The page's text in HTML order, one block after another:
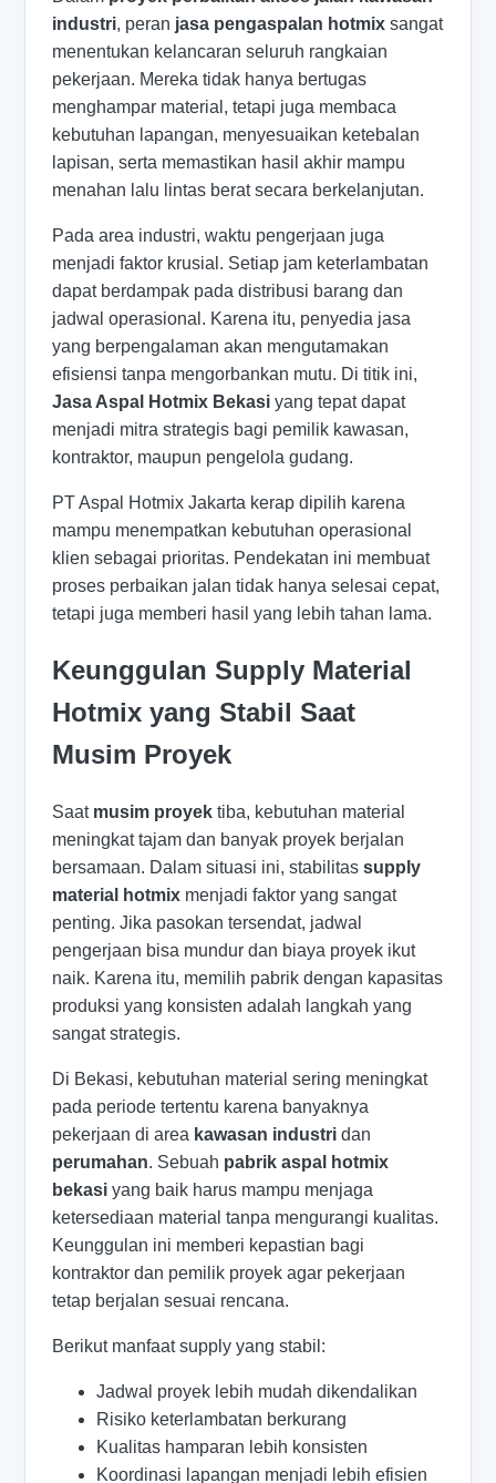
industri, peran jasa pengaspalan hotmix sangat
menentukan kelancaran seluruh rangkaian
pekerjaan. Mereka tidak hanya bertugas
menghampar material, tetapi juga membaca
kebutuhan lapangan, menyesuaikan ketebalan
lapisan, serta memastikan hasil akhir mampu
menahan lalu lintas berat secara berkelanjutan.
Pada area industri, waktu pengerjaan juga
menjadi faktor krusial. Setiap jam keterlambatan
dapat berdampak pada distribusi barang dan
jadwal operasional. Karena itu, penyedia jasa
yang berpengalaman akan mengutamakan
efisiensi tanpa mengorbankan mutu. Di titik ini,
Jasa Aspal Hotmix Bekasi yang tepat dapat
menjadi mitra strategis bagi pemilik kawasan,
kontraktor, maupun pengelola gudang.
PT Aspal Hotmix Jakarta kerap dipilih karena
mampu menempatkan kebutuhan operasional
klien sebagai prioritas. Pendekatan ini membuat
proses perbaikan jalan tidak hanya selesai cepat,
tetapi juga memberi hasil yang lebih tahan lama.
Keunggulan Supply Material
Hotmix yang Stabil Saat
Musim Proyek
Saat musim proyek tiba, kebutuhan material
meningkat tajam dan banyak proyek berjalan
bersamaan. Dalam situasi ini, stabilitassupply
material hotmix menjadi faktor yang sangat
penting. Jika pasokan tersendat, jadwal
pengerjaan bisa mundur dan biaya proyek ikut
naik. Karena itu, memilih pabrik dengan kapasitas
produksi yang konsisten adalah langkah yang
sangat strategis.
Di Bekasi, kebutuhan material sering meningkat
pada periode tertentu karena banyaknya
pekerjaan di area kawasan industri dan
perumahan. Sebuah pabrik aspal hotmix
bekasi yang baik harus mampu menjaga
ketersediaan material tanpa mengurangi kualitas.
Keunggulan ini memberi kepastian bagi
kontraktor dan pemilik proyek agar pekerjaan
tetap berjalan sesuai rencana.
Berikut manfaat supply yang stabil:
Jadwal proyek lebih mudah dikendalikan
Risiko keterlambatan berkurang
Kualitas hamparan lebih konsisten
Koordinasi lapangan menjadi lebih efisien